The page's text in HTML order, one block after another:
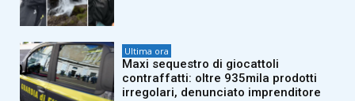
Ultima ora
Maxi sequestro di giocattoli
contraffatti: oltre 935mila prodotti
irregolari, denunciato imprenditore